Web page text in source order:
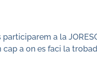
a la
a on es faci la